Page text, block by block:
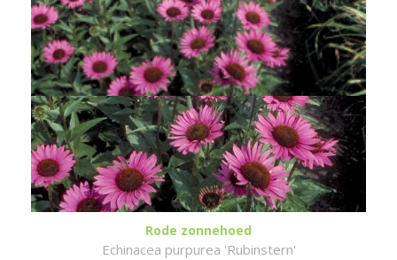
Rode zonnehoed
Echinacea purpurea 'Rubinstern'